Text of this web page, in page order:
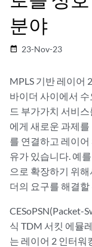
분야
date_range 23-Nov-23
MPLS 기반 레이어
바이더 사이에서
드 부가가치 서비
에게 새로운 과제
를 연결하고 레이
유가 있습니다. 예
으로 확장하기 위
더의 요구를 해결
CESoPSN(Packet-
식 TDM 서킷 에뮬
는 레이어 2 인터워